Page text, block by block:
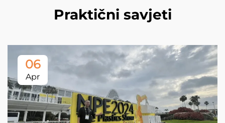
Praktični savjeti
06
Apr